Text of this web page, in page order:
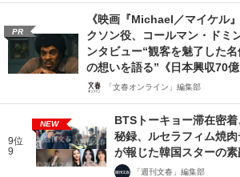
PR
《映画『Michael／マイケル
クソン役、コールマン・ドミ
ンタビュー“観客を魅了した
の想いを語る”《日本興収70億
「文春オンライン」編集部
9位
9
NEW
BTSトーキョー滞在密
秘録、ルセラフィム焼
が報じた韓国スターの素
「週刊文春」編集部